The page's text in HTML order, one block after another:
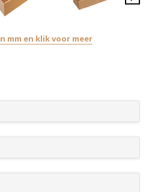
mm en klik voor meer